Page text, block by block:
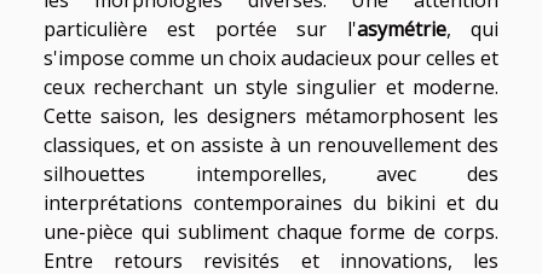
particulière est portée sur l'asymétrie, qui
s'impose comme un choix audacieux pour celles et
ceux recherchant un style singulier et moderne.
Cette saison, les designers métamorphosent les
classiques, et on assiste à un renouvellement des
silhouettes intemporelles, avec des
interprétations contemporaines du bikini et du
une-pièce qui subliment chaque forme de corps.
Entre retours revisités et innovations, les